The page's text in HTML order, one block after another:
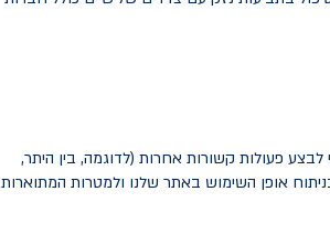
פעולות קשורות אחרות (לדוגמה, בין היתר,
בניתוח אופן השימוש באתר שלנו ולמטרות המתוארות